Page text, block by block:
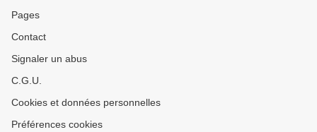
Pages
Contact
Signaler un abus
C.G.U.
Cookies et données personnelles
Préférences cookies